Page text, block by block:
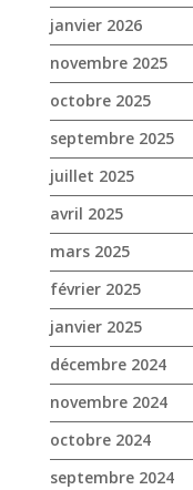
janvier 2026
novembre 2025
octobre 2025
septembre 2025
juillet 2025
avril 2025
mars 2025
février 2025
janvier 2025
décembre 2024
novembre 2024
octobre 2024
septembre 2024